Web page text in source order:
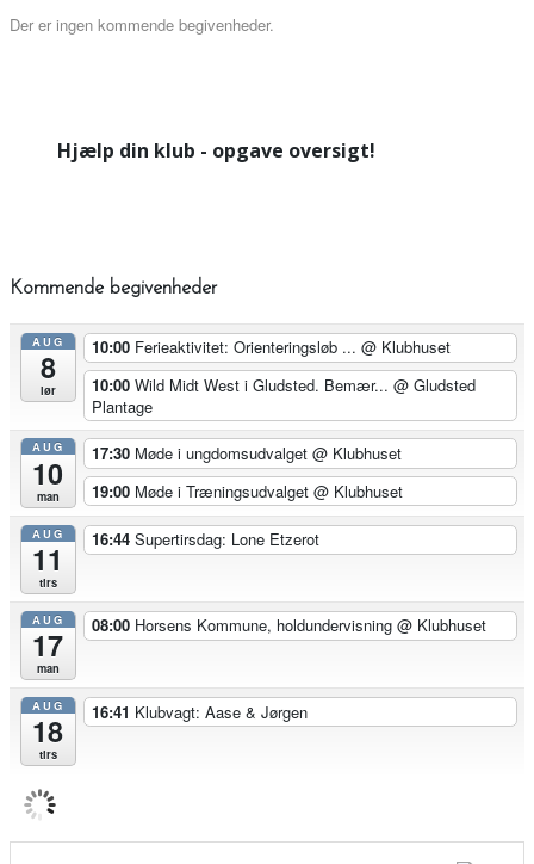
Der er ingen kommende begivenheder.
Hjælp din klub - opgave oversigt!
Kommende begivenheder
AUG
8
lør
10:00 Ferieaktivitet: Orienteringsløb ... @ Klubhuset
10:00 Wild Midt West i Gludsted. Bemær... @ Gludsted
Plantage
AUG
10
man
17:30 Møde i ungdomsudvalget @ Klubhuset
19:00 Møde i Træningsudvalget @ Klubhuset
AUG
11
tirs
16:44 Supertirsdag: Lone Etzerot
AUG
17
man
08:00 Horsens Kommune, holdundervisning @ Klubhuset
AUG
18
tirs
16:41 Klubvagt: Aase & Jørgen